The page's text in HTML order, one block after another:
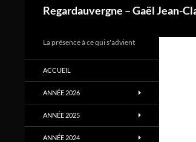
Regardauvergne – Gaël Jean-
La présence à ce qui s'advient
ACCUEIL
ANNÉE 2026
ANNÉE 2025
ANNÉE 2024